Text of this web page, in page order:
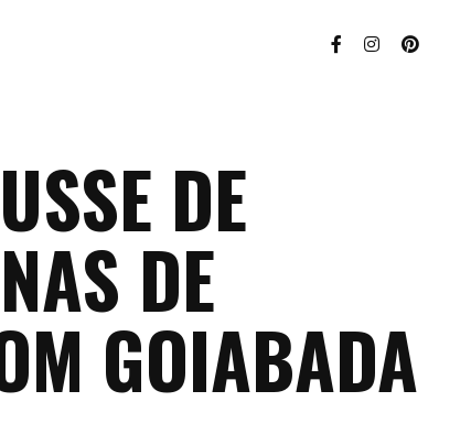
DE
DE
GOIABADA